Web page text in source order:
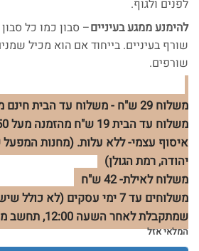
לפנים ולגוף.
להימנע ממגע בעיניים– סבון כמו כל
שורף בעיניים. בייחוד אם הוא מכיל
שורפים.
משלוח 29 ש"ח - משלוח עד הבית חינם מעל הזמנה 299 ש"ח.
משלוח עד הבית 19 ש"ח מהזמנה מעל 150 ש"ח
איסוף עצמי- ללא עלות. (מחנות המפעל
יהודה, רמת הגולן)
משלוח לאילת- 42 ש"ח
משלוחים עד 7 ימי עסקים (לא
שמתקבלת לאחר השעה 12:00, תחשב מיום העסקים הבא.
המלאי אזל